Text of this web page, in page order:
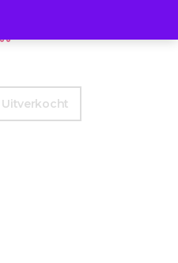
Uitverkocht